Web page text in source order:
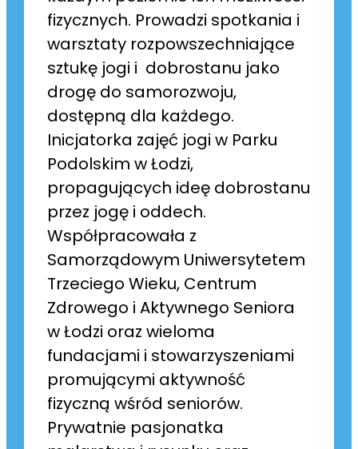
fizycznych. Prowadzi spotkania i
warsztaty rozpowszechniające
sztukę jogi i dobrostanu jako
drogę do samorozwoju,
dostępną dla każdego.
Inicjatorka zajęć jogi w Parku
Podolskim w Łodzi,
propagujących ideę dobrostanu
przez jogę i oddech.
Współpracowała z
Samorządowym Uniwersytetem
Trzeciego Wieku, Centrum
Zdrowego i Aktywnego Seniora
w Łodzi oraz wieloma
fundacjami i stowarzyszeniami
promującymi aktywność
fizyczną wśród seniorów.
Prywatnie pasjonatka